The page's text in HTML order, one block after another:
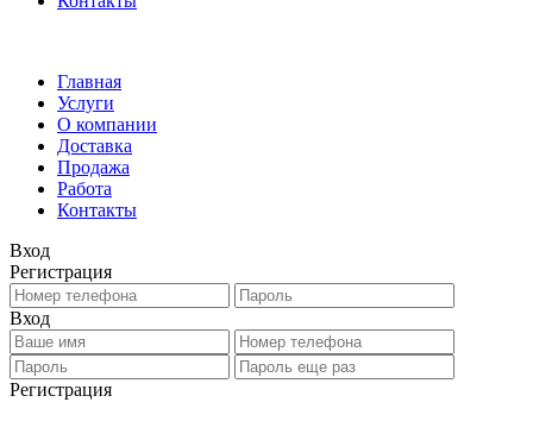
Главная
Услуги
О компании
Доставка
Продажа
Работа
Контакты
Вход
Регистрация
Вход
Регистрация